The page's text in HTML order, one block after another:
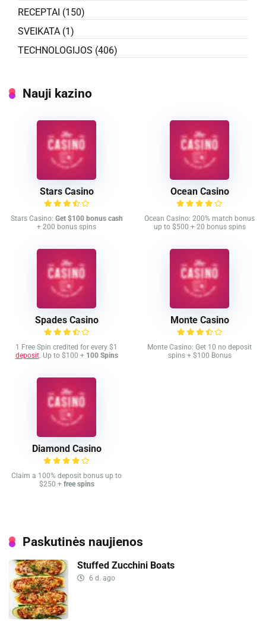
RECEPTAI (150)
SVEIKATA (1)
TECHNOLOGIJOS (406)
Nauji kazino
Stars Casino
Stars Casino: Get $100 bonus cash
+ 200 bonus spins
Ocean Casino
Ocean Casino: 200% match bonus
up to $500 + 20 bonus spins
Spades Casino
1 Free Spin credited for every $1
deposit. Up to $100 + 100 Spins
Monte Casino
Monte Casino: Get 10 no deposit
spins + $100 Bonus
Diamond Casino
Claim a 100% deposit bonus up to
$250 + free spins
Paskutinės naujienos
Stuffed Zucchini Boats
6 d. ago